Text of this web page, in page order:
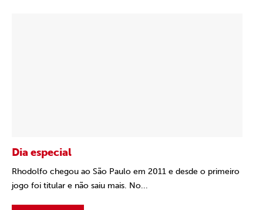
Dia especial
Rhodolfo chegou ao São Paulo em 2011 e desde o primeiro
jogo foi titular e não saiu mais. No...